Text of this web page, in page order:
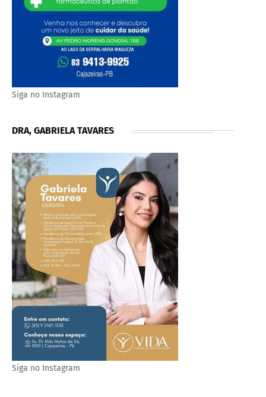
Siga no Instagram
DRA, GABRIELA TAVARES
Siga no Instagram